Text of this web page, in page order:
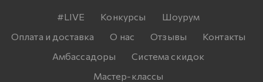
#LIVE Конкурсы
Шоурум
Оплата и доставка
О нас Отзывы
Контакты
Амбассадоры
Система скидок
Мастер-классы